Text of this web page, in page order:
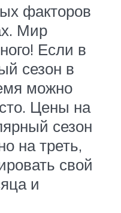
факторов
Мир
Если в
сезон в
можно
Цены на
сезон
на треть,
свой
и